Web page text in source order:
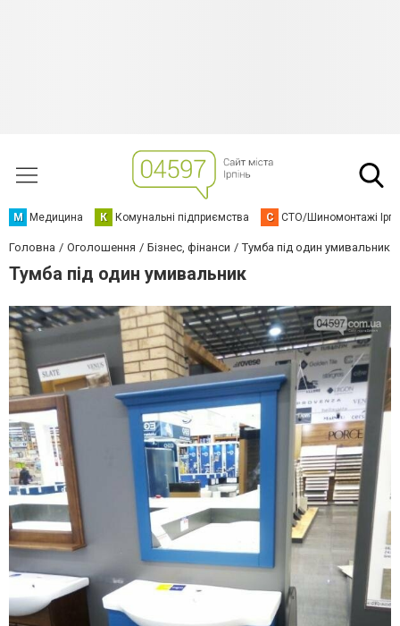
М Медицина К Комунальні підприємства С СТО/Шиномонтажі
Головна Оголошення Бізнес, фінанси Тумба під один умивальник
Тумба під один умивальник